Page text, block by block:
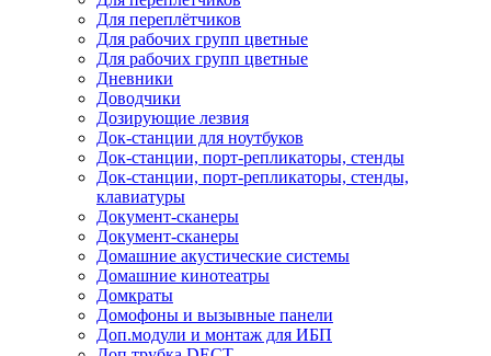
Для переплётчиков
Для рабочих групп цветные
Для рабочих групп цветные
Дневники
Доводчики
Дозирующие лезвия
Док-станции для ноутбуков
Док-станции, порт-репликаторы, стенды
Док-станции, порт-репликаторы, стенды,
клавиатуры
Документ-сканеры
Документ-сканеры
Домашние акустические системы
Домашние кинотеатры
Домкраты
Домофоны и вызывные панели
Доп.модули и монтаж для ИБП